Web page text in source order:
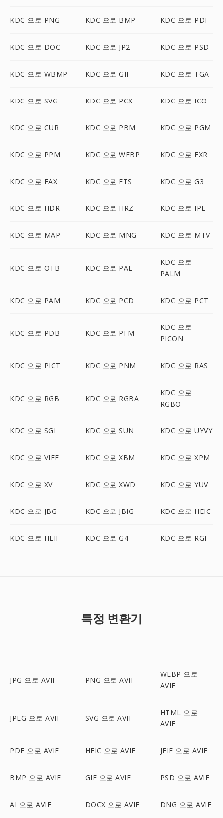
KDC 으로 PNG KDC 으로 BMP KDC 으로 PDF
KDC 으로 DOC KDC 으로 JP2 KDC 으로 PSD
KDC 으로 WBMP KDC 으로 GIF KDC 으로 TGA
KDC 으로 SVG KDC 으로 PCX KDC 으로 ICO
KDC 으로 CUR KDC 으로 PBM KDC 으로 PGM
KDC 으로 PPM KDC 으로 WEBP KDC 으로 EXR
KDC 으로 FAX KDC 으로 FTS KDC 으로 G3
KDC 으로 HDR KDC 으로 HRZ KDC 으로 IPL
KDC 으로 MAP KDC 으로 MNG KDC 으로 MTV
KDC 으로 OTB KDC 으로 PAL
KDC 으로
PALM
KDC 으로 PAM KDC 으로 PCD KDC 으로 PCT
KDC 으로 PDB KDC 으로 PFM
KDC 으로
PICON
KDC 으로 PICT KDC 으로 PNM KDC 으로 RAS
KDC 으로 RGB KDC 으로 RGBA
KDC 으로
RGBO
KDC 으로 SGI KDC 으로 SUN KDC 으로 UYVY
KDC 으로 VIFF KDC 으로 XBM KDC 으로 XPM
KDC 으로 XV KDC 으로 XWD KDC 으로 YUV
KDC 으로 JBG KDC 으로 JBIG KDC 으로 HEIC
KDC 으로 HEIF KDC 으로 G4 KDC 으로 RGF
특정 변환기
JPG 으로 AVIF PNG 으로 AVIF
WEBP 으로
AVIF
JPEG 으로 AVIF SVG 으로 AVIF
HTML 으로
AVIF
PDF 으로 AVIF HEIC 으로 AVIF JFIF 으로 AVIF
BMP 으로 AVIF GIF 으로 AVIF PSD 으로 AVIF
AI 으로 AVIF DOCX 으로 AVIF DNG 으로 AVIF